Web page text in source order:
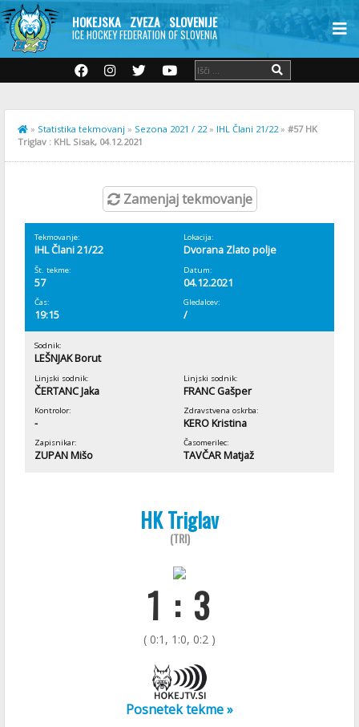
HOKEJSKA ZVEZA SLOVENIJE
ICE HOCKEY FEDERATION OF SLOVENIA
» Statistika tekmovanj » Sezona 2021 / 22» IHL Člani 21/22» #57 HK
Triglav : KHL Sisak, 04.12.2021
Zamenjaj tekmovanje
Tekmovanje:
IHL Člani 21/22
Lokacija:
Dvorana Zlato polje
Št. tekme:
57
Datum:
04.12.2021
Čas:
19:15
Gledalcev:
/
Sodnik:
LEŠNJAK Borut
Linjski sodnik:
ČERTANC Jaka
Linjski sodnik:
FRANC Gašper
Kontrolor:
-
Zdravstvena oskrba:
KERO Kristina
Zapisnikar:
ZUPAN Mišo
Časomerilec:
TAVČAR Matjaž
HK Triglav
(TRI)
1 : 3
( 0:1, 1:0, 0:2 )
Posnetek tekme »